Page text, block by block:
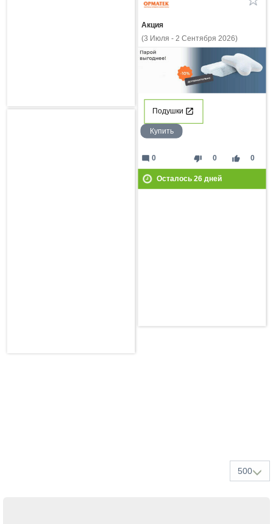
Акция
(3 Июля - 2 Сентября 2026)
Подушки
Купить
thumb_down 0 thumb_up 0
mode_comment 0
Осталось 26дней
500